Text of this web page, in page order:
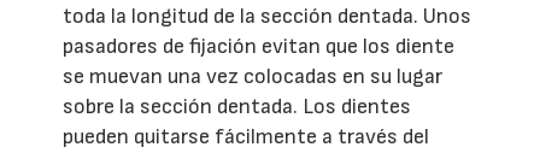
toda la longitud de la sección dentada. Unos
pasadores de fijación evitan que los diente
se muevan una vez colocadas en su lugar
sobre la sección dentada. Los dientes
pueden quitarse fácilmente a través del